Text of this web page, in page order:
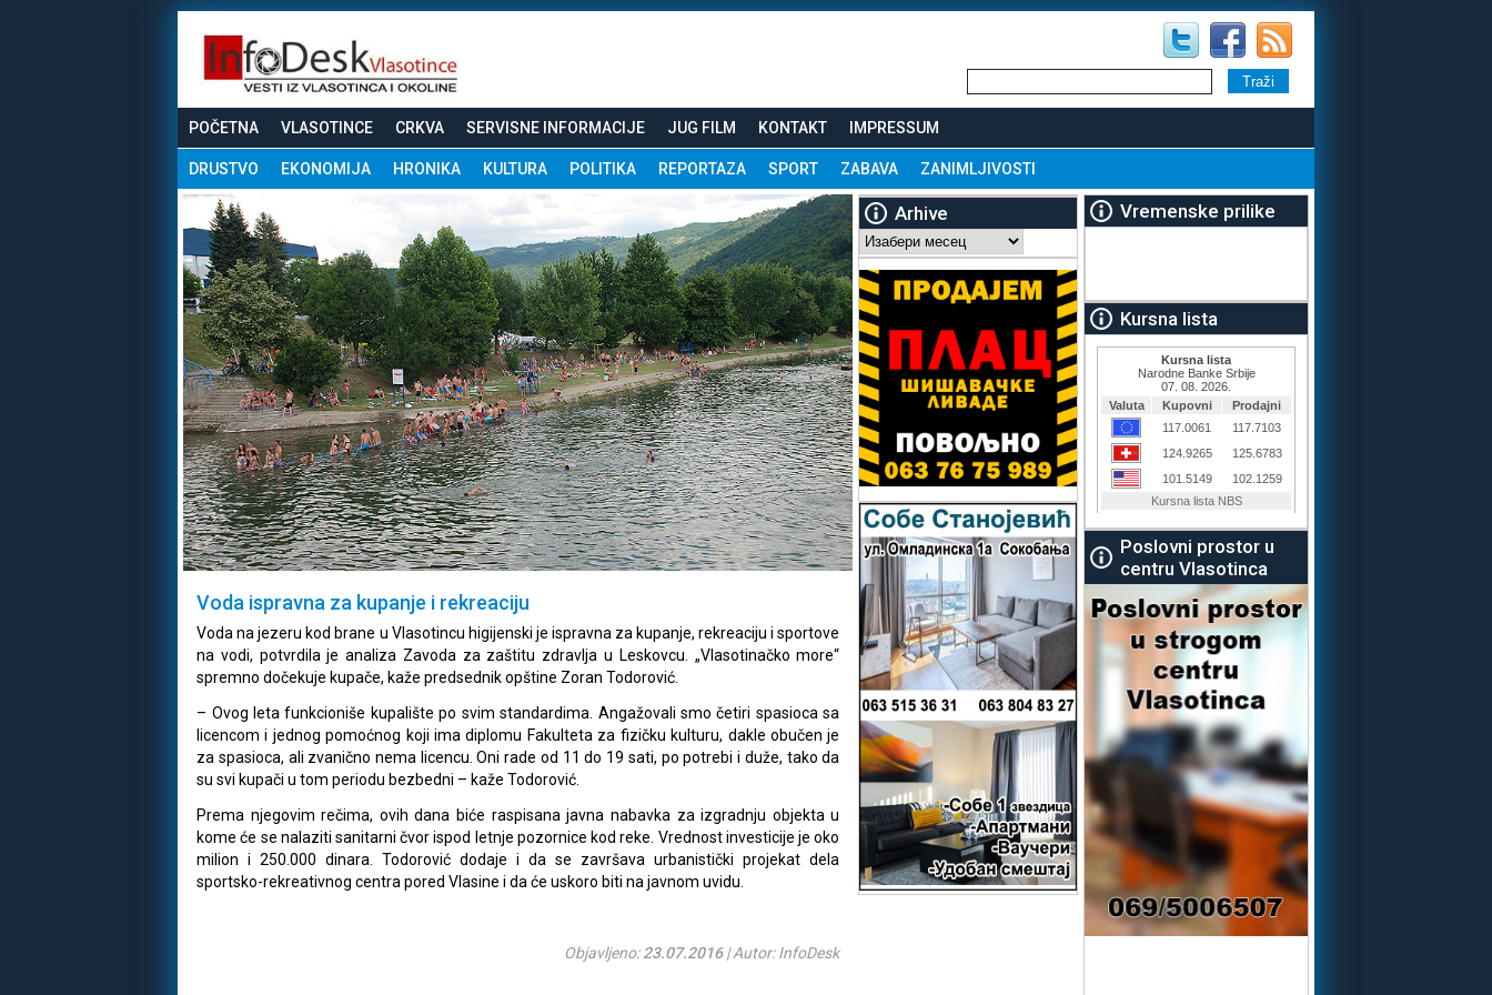
POČETNA VLASOTINCE CRKVA SERVISNE INFORMACIJE JUG FILM KONTAKT IMPRESSUM
DRUSTVO EKONOMIJA HRONIKA KULTURA POLITIKA REPORTAZA SPORT ZABAVA ZANIMLJIVOSTI
Voda ispravna za kupanje i rekreaciju
Voda na jezeru kod brane u Vlasotincu higijenski je ispravna za kupanje, rekreaciju i sportove
na vodi, potvrdila je analiza Zavoda za zaštitu zdravlja u Leskovcu. „Vlasotinačko more“
spremno dočekuje kupače, kaže predsednik opštine Zoran Todorović.
– Ovog leta funkcioniše kupalište po svim standardima. Angažovali smo četiri spasioca sa
licencom i jednog pomoćnog koji ima diplomu Fakulteta za fizičku kulturu, dakle obučen je
za spasioca, ali zvanično nema licencu. Oni rade od 11 do 19 sati, po potrebi i duže, tako da
su svi kupači u tom periodu bezbedni – kaže Todorović.
Prema njegovim rečima, ovih dana biće raspisana javna nabavka za izgradnju objekta u
kome će se nalaziti sanitarni čvor ispod letnje pozornice kod reke. Vrednost investicije je oko
milion i 250.000 dinara. Todorović dodaje i da se završava urbanistički projekat dela
sportsko-rekreativnog centra pored Vlasine i da će uskoro biti na javnom uvidu.
Objavljeno:23.07.2016| Autor: InfoDesk
Arhive
Arhive
Vremenske prilike
Kursna lista
Poslovni prostor u
centru Vlasotinca